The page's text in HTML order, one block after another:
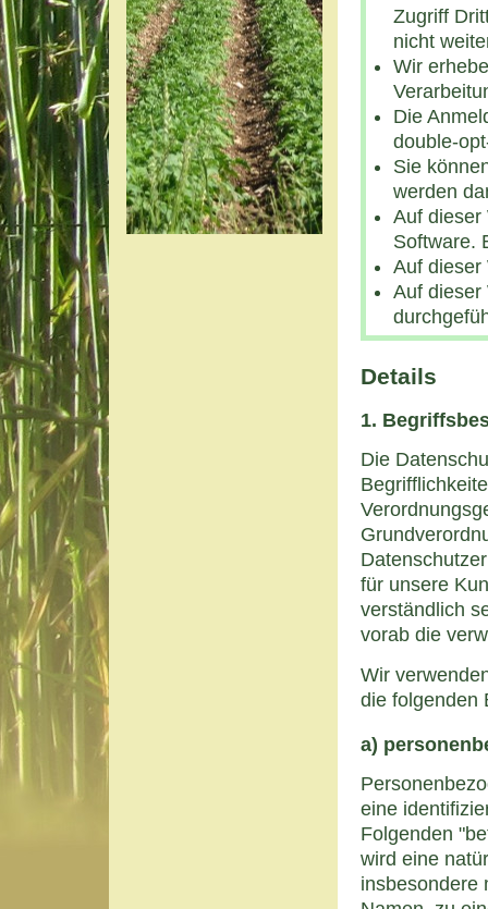
Zugriff
nicht
Wir
Die
double-
Sie
werden
Auf dieser
Software.
Auf dieser
Auf dieser
Details
1.
Die
für unsere
verständlich
vorab die
Wir
die folgenden
a)
eine
Folgenden
wird eine
insbesondere